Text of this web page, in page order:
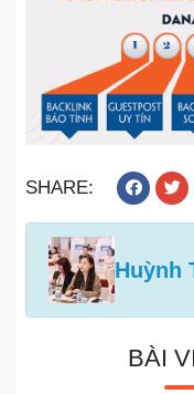
SHARE:
Huỳnh
BÀI